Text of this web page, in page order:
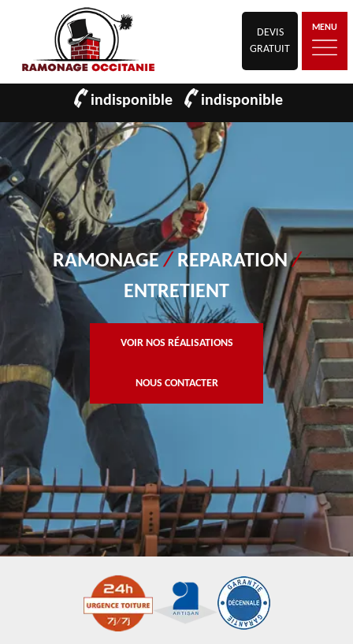
DEVIS
GRATUIT
MENU
indisponible indisponible
RAMONAGE/ REPARATION/
ENTRETIENT
VOIR NOS RÉALISATIONS
NOUS CONTACTER